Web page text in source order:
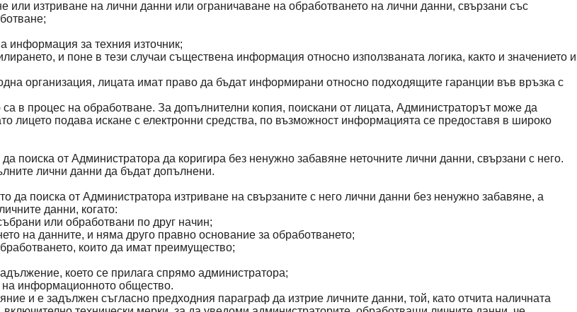
или изтриване на лични данни или ограничаване на обработването на лични данни, свързани със
информация за техния източник;
и поне в тези случаи съществена информация относно използваната логика, както и значението и
организация, лицата имат право да бъдат информирани относно подходящите гаранции във връзка с
в процес на обработване. За допълнителни копия, поискани от лицата, Администраторът може да
лицето подава искане с електронни средства, по възможност информацията се предоставя в широко
поиска от Администратора да коригира без ненужно забавяне неточните лични данни, свързани с него.
лични данни да бъдат допълнени.
да поиска от Администратора изтриване на свързаните с него лични данни без ненужно забавяне, а
данни, когато:
или обработвани по друг начин;
на данните, и няма друго правно основание за обработването;
които да имат преимущество;
което се прилага спрямо администратора;
на информационното общество.
и е задължен съгласно предходния параграф да изтрие личните данни, той, като отчита наличната